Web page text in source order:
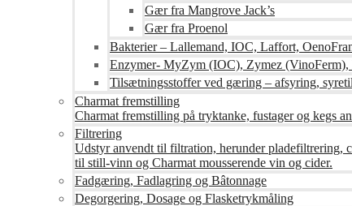
Gær fra Mangrove Jack’s
Gær fra Proenol
Bakterier – Lallemand, IOC, Laffort,
Enzymer- MyZym (IOC), Zymez
Tilsætningsstoffer ved gæring – afsyring,
Charmat fremstilling
Charmat fremstilling på tryktanke, fustager og kegs
Filtrering
Udstyr anvendt til filtration, herunder pladefiltrering,
til still-vinn og Charmat mousserende vin og cider.
Fadgæring, Fadlagring og Bâtonnage
Degorgering, Dosage og Flasketrykmåling